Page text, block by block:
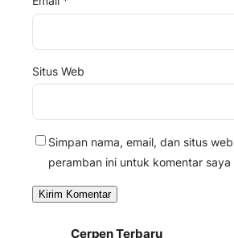
Situs Web
Simpan nama, email, dan situs
peramban ini untuk komentar
Cerpen Terbaru